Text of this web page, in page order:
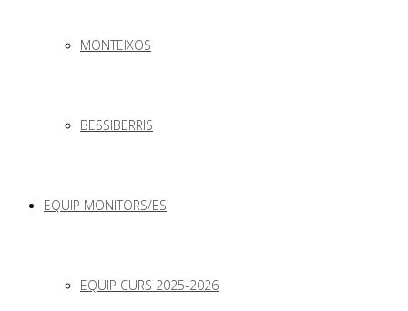
MONTEIXOS
BESSIBERRIS
EQUIP MONITORS/ES
EQUIP CURS 2025-2026